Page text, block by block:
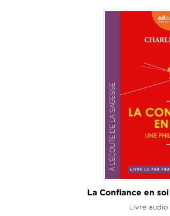
La Confiance en
Livre audio